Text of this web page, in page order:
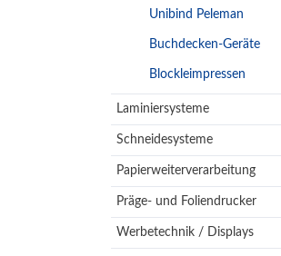
Unibind Peleman
Buchdecken-Geräte
Blockleimpressen
Laminiersysteme
Schneidesysteme
Papierweiterverarbeitung
Präge- und Foliendrucker
Werbetechnik / Displays